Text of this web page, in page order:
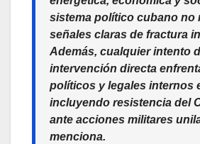
sistema político cubano no
señales claras de fractura
Además, cualquier intento
intervención directa
políticos y legales internos
incluyendo resistencia del
ante acciones militares
menciona.